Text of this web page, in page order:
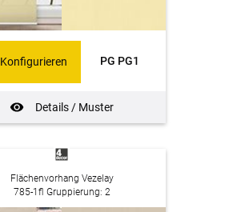
PG PG1
Details / Muster
Konfigurieren
Flächenvorhang Vezelay
785-1fl Gruppierung: 2